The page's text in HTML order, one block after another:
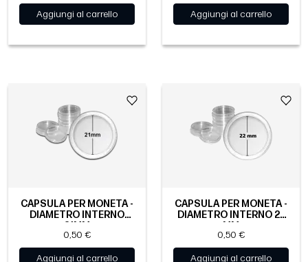
Aggiungi al carrello
Aggiungi al carrello
CAPSULA PER MONETA -
DIAMETRO INTERNO
21MM
0,50 €
Aggiungi al carrello
CAPSULA PER MONETA -
DIAMETRO INTERNO 22
MM
0,50 €
Aggiungi al carrello